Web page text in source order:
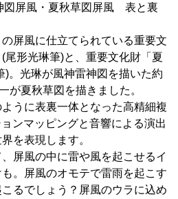
図屏風・夏秋草図屏風 表と裏
屏風に仕立てられている重要文
尾形光琳筆)と、重要文化財「夏
)。光琳が風神雷神図を描いた約
が夏秋草図を描きました。
うに表裏一体となった高精細複
ンマッピングと音響による演出
を表現します。
屏風の中に雷や風を起こせるイ
。屏風のオモテで雷雨を起こす
るでしょう？屏風のウラに込め